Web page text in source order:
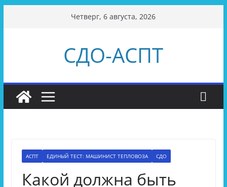
Четверг, 6 августа, 2026
СДО-АСПТ
АСПТ ЕДИНЫЙ ТЕСТ: МАШИНИСТ ТЕПЛОВОЗА СДО
Какой должна быть